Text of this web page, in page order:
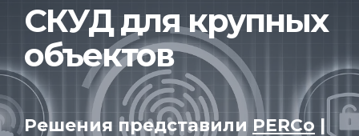
СКУД для крупных
объектов
Решения представили PERCo |